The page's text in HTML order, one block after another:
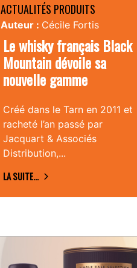
ACTUALITÉS PRODUITS
Auteur : Cécile Fortis
Le whisky français Black
Mountain dévoile sa
nouvelle gamme
Créé dans le Tarn en 2011 et
racheté l’an passé par
Jacquart & Associés
Distribution,...
LA SUITE...